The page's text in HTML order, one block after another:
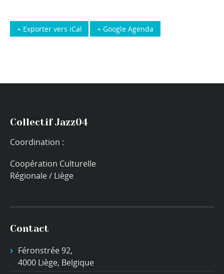
+ Google Agenda
+ Exporter vers iCal
Collectif Jazz04
Coordination :
Coopération Culturelle
Régionale / Liège
Contact
Féronstrée 92,
4000 Liège, Belgique